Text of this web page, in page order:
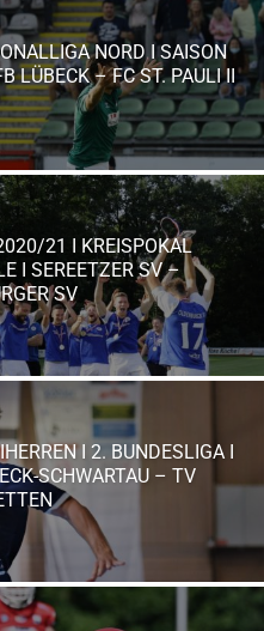
NORD I SAISON
LÜBECK – FC ST. PAULI II
21 I KREISPOKAL
I SEREETZER SV –
SV
I 2. BUNDESLIGA I
SCHWARTAU – TV